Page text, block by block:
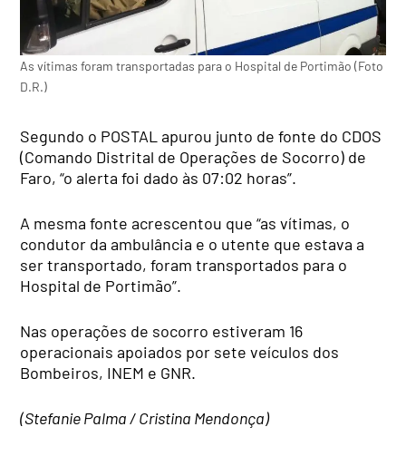
As vítimas foram transportadas para o Hospital de Portimão (Foto
D.R.)
Segundo o POSTAL apurou junto de fonte do CDOS
(Comando Distrital de Operações de Socorro) de
Faro, “o alerta foi dado às 07:02 horas”.
A mesma fonte acrescentou que “as vítimas, o
condutor da ambulância e o utente que estava a
ser transportado, foram transportados para o
Hospital de Portimão”.
Nas operações de socorro estiveram 16
operacionais apoiados por sete veículos dos
Bombeiros, INEM e GNR.
(Stefanie Palma / Cristina Mendonça)